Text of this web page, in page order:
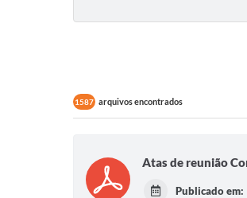
1587 arquivos encontrados
Atas de reunião
Publicado em: